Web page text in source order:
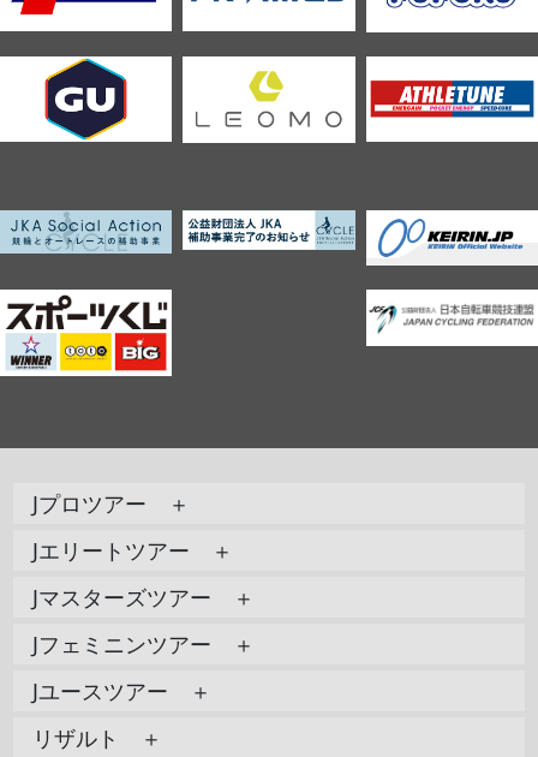
Jプロツアー ＋
Jエリートツアー ＋
Jマスターズツアー ＋
Jフェミニンツアー ＋
Jユースツアー ＋
リザルト ＋